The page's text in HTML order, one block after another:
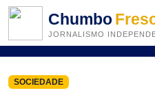
Chumbo
JORNALISMO
SOCIEDADE